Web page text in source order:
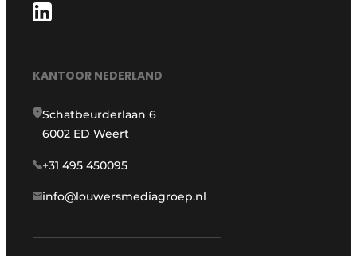
KANTOOR NEDERLAND
Schatbeurderlaan 6
6002 ED Weert
+31 495 450095
info@louwersmediagroep.nl